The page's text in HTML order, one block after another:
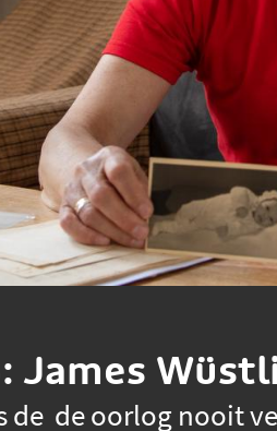
James
de de oorlog nooit